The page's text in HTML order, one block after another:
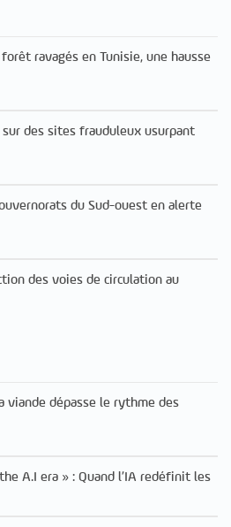
ravagés en Tunisie, une hausse
des sites frauduleux usurpant
du Sud-ouest en alerte
des voies de circulation au
viande dépasse le rythme des
A.I era » : Quand l’IA redéfinit les